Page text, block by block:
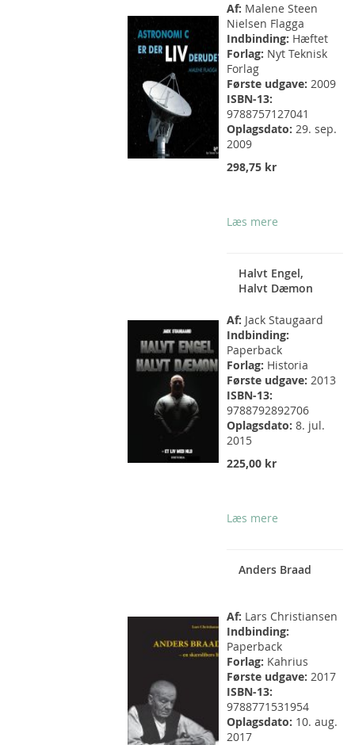
Af: Malene Steen
Nielsen Flagga
Indbinding: Hæftet
Forlag: Nyt Teknisk
Forlag
Første udgave: 2009
ISBN-13:
9788757127041
Oplagsdato: 29. sep.
2009
298,75 kr
Læs mere
Halvt Engel,
Halvt Dæmon
Af: Jack Staugaard
Indbinding:
Paperback
Forlag: Historia
Første udgave: 2013
ISBN-13:
9788792892706
Oplagsdato: 8. jul.
2015
225,00 kr
Læs mere
Anders Braad
Af: Lars Christiansen
Indbinding:
Paperback
Forlag: Kahrius
Første udgave: 2017
ISBN-13:
9788771531954
Oplagsdato: 10. aug.
2017